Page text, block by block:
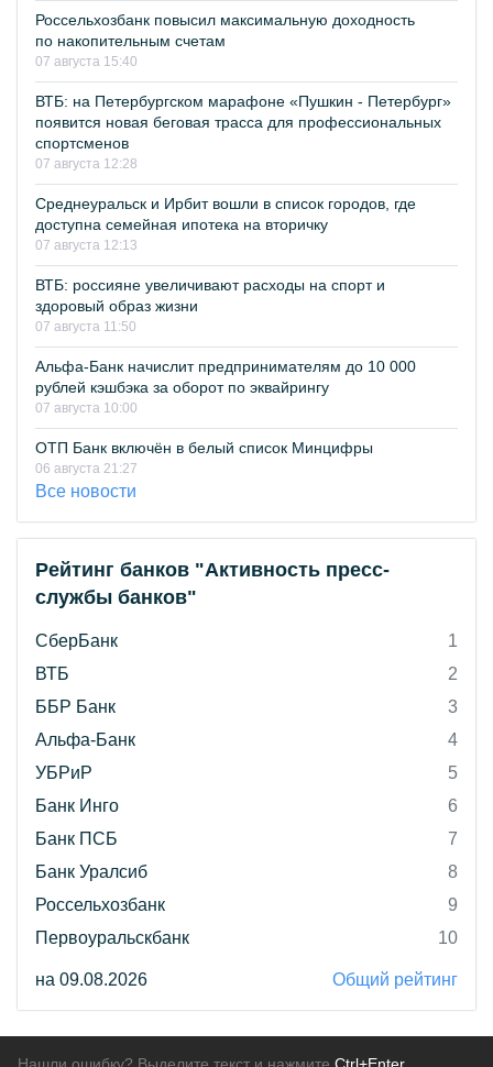
Россельхозбанк повысил максимальную доходность
по накопительным счетам
07 августа 15:40
ВТБ: на Петербургском марафоне «Пушкин - Петербург»
появится новая беговая трасса для профессиональных
спортсменов
07 августа 12:28
Среднеуральск и Ирбит вошли в список городов, где
доступна семейная ипотека на вторичку
07 августа 12:13
ВТБ: россияне увеличивают расходы на спорт и
здоровый образ жизни
07 августа 11:50
Альфа-Банк начислит предпринимателям до 10 000
рублей кэшбэка за оборот по эквайрингу
07 августа 10:00
ОТП Банк включён в белый список Минцифры
06 августа 21:27
Все новости
Рейтинг банков "Активность пресс-
службы банков"
СберБанк
1
ВТБ
2
ББР Банк
3
Альфа-Банк
4
УБРиР
5
Банк Инго
6
Банк ПСБ
7
Банк Уралсиб
8
Россельхозбанк
9
Первоуральскбанк
10
на 09.08.2026 Общий рейтинг